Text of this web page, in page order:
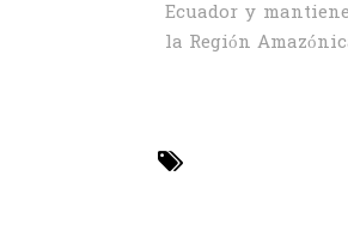
Ecuador y
la Región